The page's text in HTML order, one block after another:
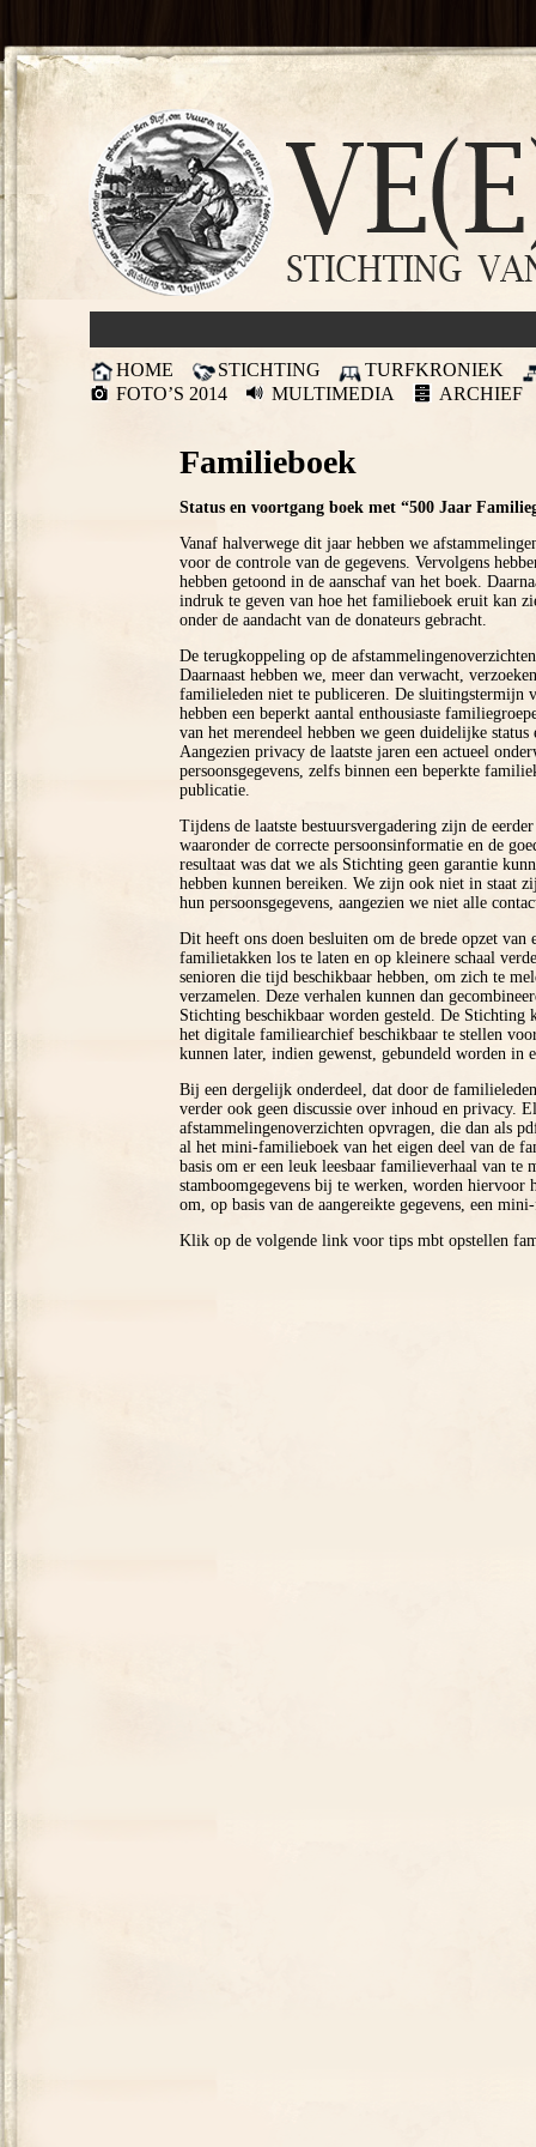
HOME STICHTING
TURFKRONIEK
FOTO’S 2014
MULTIMEDIA ARCHIEF
Familieboek
Status en voortgang boek met “500 Jaar
Vanaf halverwege dit jaar hebben we
voor de controle van de gegevens. Vervolgens
hebben getoond in de aanschaf van het boek.
indruk te geven van hoe het familieboek eruit kan
onder de aandacht van de donateurs gebracht.
De terugkoppeling op de
Daarnaast hebben we, meer dan verwacht,
familieleden niet te publiceren. De sluitingstermijn
hebben een beperkt aantal enthousiaste
van het merendeel hebben we geen duidelijke
Aangezien privacy de laatste jaren een actueel
persoonsgegevens, zelfs binnen een beperkte
publicatie.
Tijdens de laatste bestuursvergadering zijn de
waaronder de correcte persoonsinformatie en de
resultaat was dat we als Stichting geen garantie
hebben kunnen bereiken. We zijn ook niet in staat
hun persoonsgegevens, aangezien we niet alle
Dit heeft ons doen besluiten om de brede opzet
familietakken los te laten en op kleinere schaal
senioren die tijd beschikbaar hebben, om zich te
verzamelen. Deze verhalen kunnen dan
Stichting beschikbaar worden gesteld. De
het digitale familiearchief beschikbaar te stellen
kunnen later, indien gewenst, gebundeld worden
Bij een dergelijk onderdeel, dat door de
verder ook geen discussie over inhoud en privacy.
afstammelingenoverzichten opvragen, die dan als
al het mini-familieboek van het eigen deel van de
basis om er een leuk leesbaar familieverhaal van
stamboomgegevens bij te werken, worden hiervoor
om, op basis van de aangereikte gegevens, een
Klik op de volgende link voor tips mbt opstellen